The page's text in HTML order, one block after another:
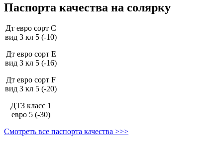
Паспорта качества на солярку
Дт евро сорт С
вид 3 кл 5 (-10)
Дт евро сорт Е
вид 3 кл 5 (-16)
Дт евро сорт F
вид 3 кл 5 (-20)
ДТЗ класс 1
евро 5 (-30)
Смотреть все паспорта качества >>>